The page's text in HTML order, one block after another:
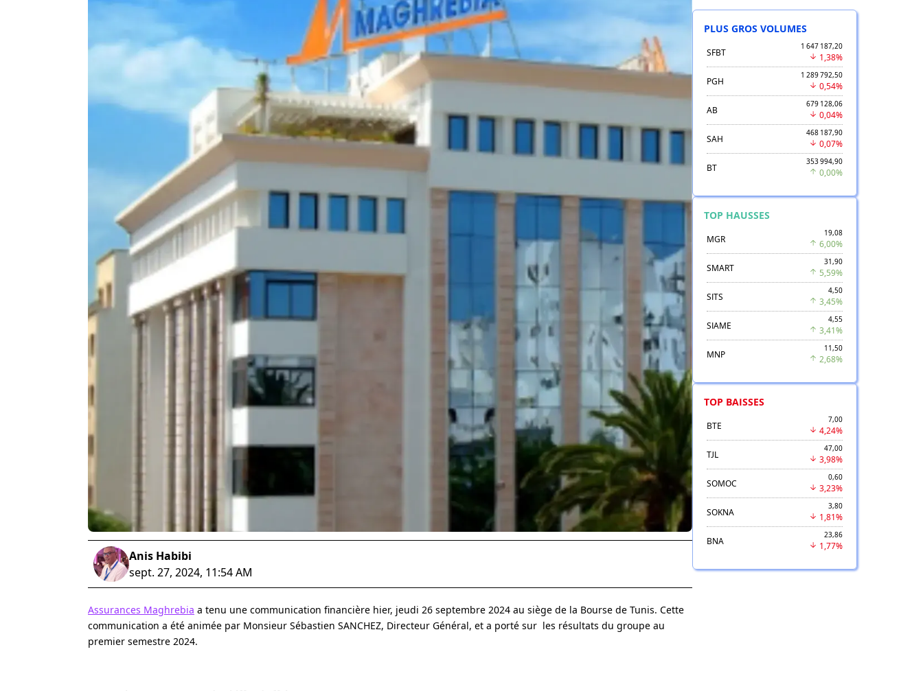
Anis Habibi
sept. 27, 2024, 11:54 AM
Assurances Maghrebia a tenu une communication financière hier, jeudi 26 septembre 2024 au siège de la Bourse de Tunis. Cette
communication a été animée par Monsieur Sébastien SANCHEZ, Directeur Général, et a porté sur les résultats du groupe au
premier semestre 2024.
PLUS GROS VOLUMES
SFBT
1 647 187,20
1,38%
PGH
1 289 792,50
0,54%
AB
679 128,06
0,04%
SAH
468 187,90
0,07%
BT
353 994,90
0,00%
TOP HAUSSES
MGR
19,08
6,00%
SMART
31,90
5,59%
SITS
4,50
3,45%
SIAME
4,55
3,41%
MNP
11,50
2,68%
TOP BAISSES
BTE
7,00
4,24%
TJL
47,00
3,98%
SOMOC
0,60
3,23%
SOKNA
3,80
1,81%
BNA
23,86
1,77%